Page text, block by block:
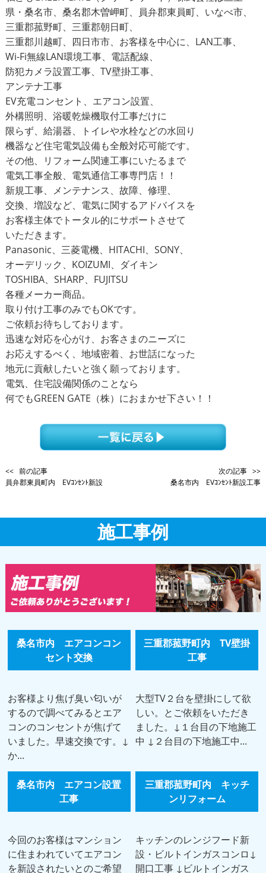
県・桑名市、桑名郡木曽岬町、員弁郡東員町、いなべ市、
三重郡菰野町、三重郡朝日町、
三重郡川越町、四日市市、お客様を中心に、LAN工事、
Wi-Fi無線LAN環境工事、電話配線、
防犯カメラ設置工事、TV壁掛工事、
アンテナ工事
EV充電コンセント、エアコン設置、
外構照明、浴暖乾燥機取付工事だけに
限らず、給湯器、トイレや水栓などの水回り
機器など住宅電気設備も全般対応可能です。
その他、リフォーム関連工事にいたるまで
電気工事全般、電気通信工事専門店！！
新規工事、メンテナンス、故障、修理、
交換、増設など、電気に関するアドバイスを
お客様主体でトータル的にサポートさせて
いただきます。
Panasonic、三菱電機、HITACHI、SONY、
オーデリック、KOIZUMI、ダイキン
TOSHIBA、SHARP、FUJITSU
各種メーカー商品。
取り付け工事のみでもOKです。
ご依頼お待ちしております。
迅速な対応を心がけ、お客さまのニーズに
お応えするべく、地域密着、お世話になった
地元に貢献したいと強く願っております。
電気、住宅設備関係のことなら
何でもGREEN GATE（株）におまかせ下さい！！
<< 前の記事
員弁郡東員町内 EVｺﾝｾﾝﾄ新設
次の記事 >>
桑名市内 EVｺﾝｾﾝﾄ新設工事
施工事例
桑名市内 エアコンコン
セント交換
お客様より焦げ臭い匂いが
するので調べてみるとエア
コンのコンセントが焦げて
いました。早速交換です。↓
か...
三重郡菰野町内 TV壁掛
工事
大型TV２台を壁掛にして欲
しい。とご依頼をいただき
ました。↓１台目の下地施工
中 ↓２台目の下地施工中...
桑名市内 エアコン設置
工事
今回のお客様はマンション
に住まわれていてエアコン
を新設されたいとのご希望
三重郡菰野町内 キッチ
ンリフォーム
キッチンのレンジフード新
設・ビルトインガスコンロ↓
開口工事 ↓ビルトインガス